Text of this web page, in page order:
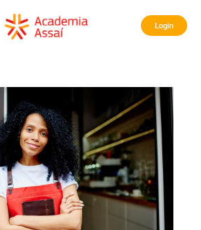
Login